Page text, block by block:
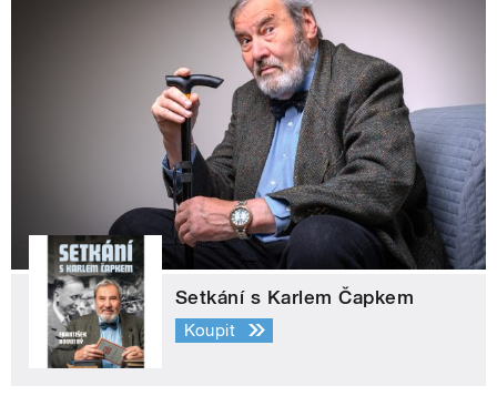
Setkání s Karlem Čapkem
Koupit